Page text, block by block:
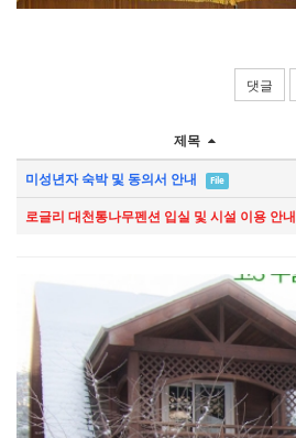
댓글
제목
미성년자 숙박 및 동의서 안내 File
로글리 대천통나무펜션 입실 및 시설 이용 안내